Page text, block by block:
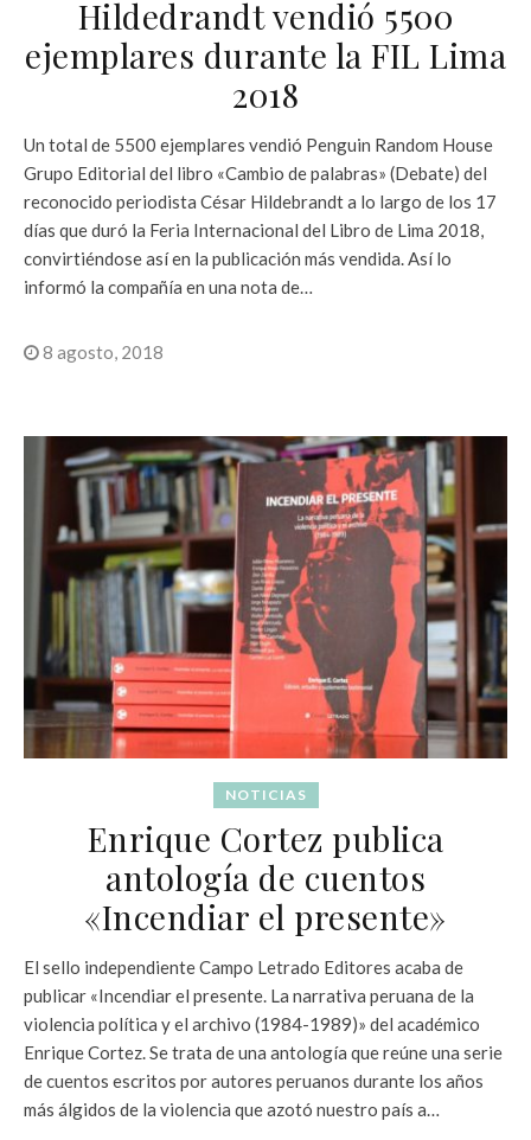
Hildedrandt vendió 5500
ejemplares durante la FIL Lima
2018
Un total de 5500 ejemplares vendió Penguin Random House
Grupo Editorial del libro «Cambio de palabras» (Debate) del
reconocido periodista César Hildebrandt a lo largo de los 17
días que duró la Feria Internacional del Libro de Lima 2018,
convirtiéndose así en la publicación más vendida. Así lo
informó la compañía en una nota de…
8 agosto, 2018
NOTICIAS
Enrique Cortez publica
antología de cuentos
«Incendiar el presente»
El sello independiente Campo Letrado Editores acaba de
publicar «Incendiar el presente. La narrativa peruana de la
violencia política y el archivo (1984-1989)» del académico
Enrique Cortez. Se trata de una antología que reúne una serie
de cuentos escritos por autores peruanos durante los años
más álgidos de la violencia que azotó nuestro país a…